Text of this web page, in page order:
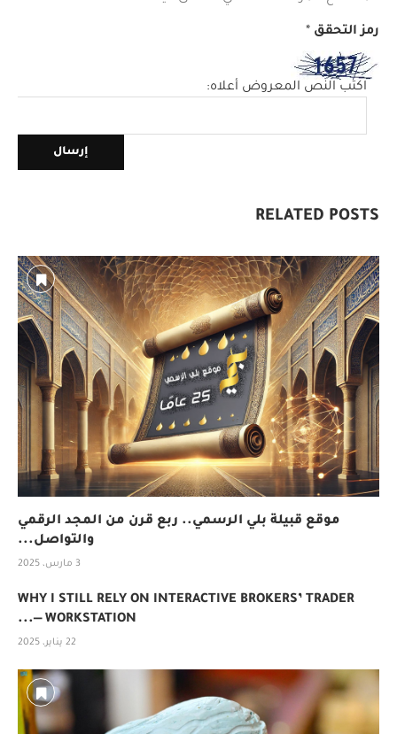
رمز التحقق *
اكتب النص المعروض أعلاه:
RELATED POSTS
موقع قبيلة بلي الرسمي.. ربع قرن من المجد الرقمي
والتواصل...
3 مارس، 2025
WHY I STILL RELY ON INTERACTIVE BROKERS’ TRADER
WORKSTATION —...
22 يناير، 2025